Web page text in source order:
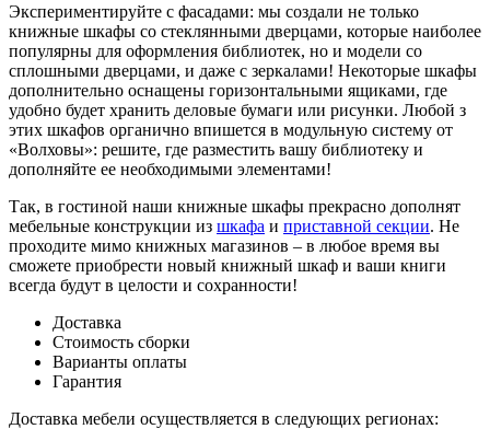
Экспериментируйте с фасадами: мы создали не только
книжные шкафы со стеклянными дверцами, которые наиболее
популярны для оформления библиотек, но и модели со
сплошными дверцами, и даже с зеркалами! Некоторые шкафы
дополнительно оснащены горизонтальными ящиками, где
удобно будет хранить деловые бумаги или рисунки. Любой з
этих шкафов органично впишется в модульную систему от
«Волховы»: решите, где разместить вашу библиотеку и
дополняйте ее необходимыми элементами!
Так, в гостиной наши книжные шкафы прекрасно дополнят
мебельные конструкции из шкафа и приставной секции. Не
проходите мимо книжных магазинов – в любое время вы
сможете приобрести новый книжный шкаф и ваши книги
всегда будут в целости и сохранности!
Доставка
Стоимость сборки
Варианты оплаты
Гарантия
Доставка мебели осуществляется в следующих регионах: